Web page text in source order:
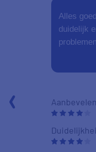
Alles
duidelijk
Aanbevelen